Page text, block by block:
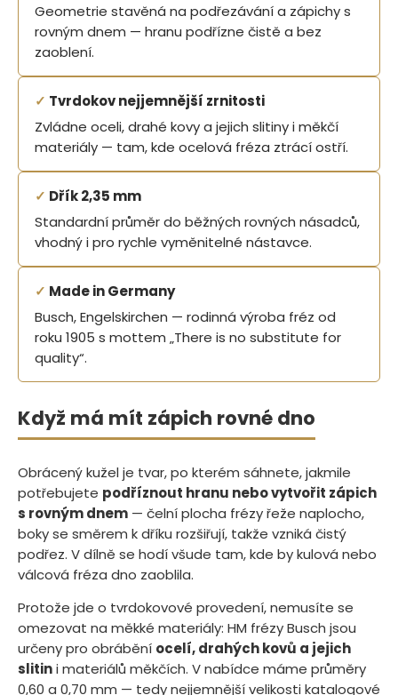
Geometrie stavěná na podřezávání a zápichy s
rovným dnem — hranu podřízne čistě a bez
zaoblení.
✓ Tvrdokov nejjemnější zrnitosti
Zvládne oceli, drahé kovy a jejich slitiny i měkčí
materiály — tam, kde ocelová fréza ztrácí ostří.
✓ Dřík 2,35 mm
Standardní průměr do běžných rovných násadců,
vhodný i pro rychle vyměnitelné nástavce.
✓ Made in Germany
Busch, Engelskirchen — rodinná výroba fréz od
roku 1905 s mottem „There is no substitute for
quality“.
Když má mít zápich rovné dno
Obrácený kužel je tvar, po kterém sáhnete, jakmile
potřebujete podříznout hranu nebo vytvořit zápich
s rovným dnem — čelní plocha frézy řeže naplocho,
boky se směrem k dříku rozšiřují, takže vzniká čistý
podřez. V dílně se hodí všude tam, kde by kulová nebo
válcová fréza dno zaoblila.
Protože jde o tvrdokovové provedení, nemusíte se
omezovat na měkké materiály: HM frézy Busch jsou
určeny pro obrábění ocelí, drahých kovů a jejich
slitini materiálů měkčích. V nabídce máme průměry
0,60 a 0,70 mm — tedy nejjemnější velikosti katalogové